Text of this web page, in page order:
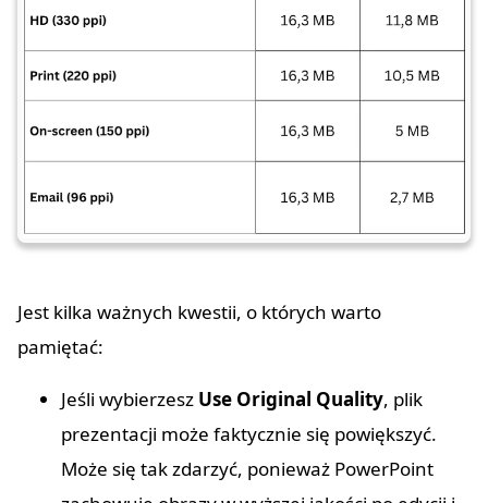
Jest kilka ważnych kwestii, o których warto
pamiętać:
Jeśli wybierzesz Use Original Quality, plik
prezentacji może faktycznie się powiększyć.
Może się tak zdarzyć, ponieważ PowerPoint